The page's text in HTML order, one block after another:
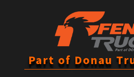
Part of Donau